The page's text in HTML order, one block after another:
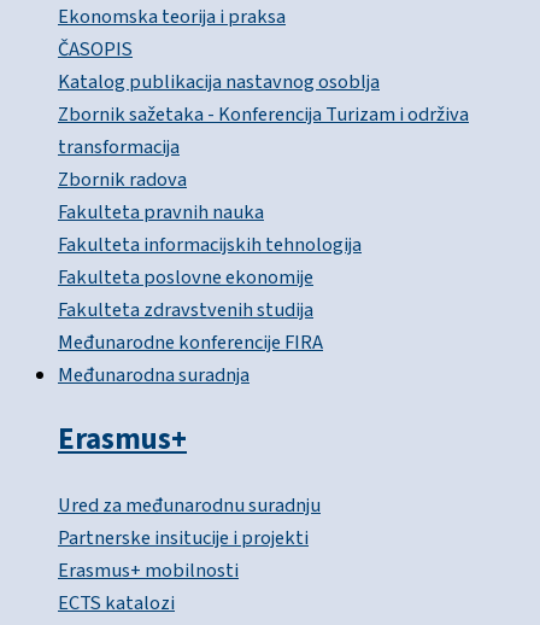
Ekonomska teorija i praksa
ČASOPIS
Katalog publikacija nastavnog osoblja
Zbornik sažetaka - Konferencija Turizam i održiva
transformacija
Zbornik radova
Fakulteta pravnih nauka
Fakulteta informacijskih tehnologija
Fakulteta poslovne ekonomije
Fakulteta zdravstvenih studija
Međunarodne konferencije FIRA
Međunarodna suradnja
Erasmus+
Ured za međunarodnu suradnju
Partnerske insitucije i projekti
Erasmus+ mobilnosti
ECTS katalozi